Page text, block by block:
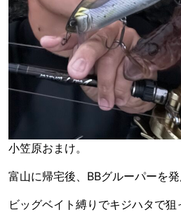
小笠原おまけ。
富山に帰宅後、BBグルーパーを
ビッグベイト縛りでキジハタで狙